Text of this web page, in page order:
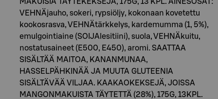
VEHNÄjauho, sokeri, rypsiöljy, kokonaan kovetettu
kookosrasva, VEHNÄtärkkelys, kardemumma (1, 5%),
emulgointiaine (SOIJAlesitiini), suola, VEHNÄkuitu,
nostatusaineet (E500, E450), aromi. SAATTAA
SISÄLTÄÄ MAITOA, KANANMUNAA,
HASSELPÄHKINÄÄ JA MUUTA GLUTEENIA
SISÄLTÄVÄÄ VILJAA. KAAKAOKEKSEJÄ, JOISSA
MANGONMAKUISTA TÄYTETTÄ (28%), 175G, 13KPL.